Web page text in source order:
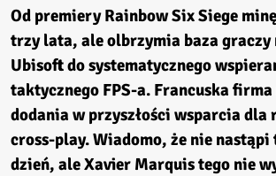
Od premiery Rainbow Six Siege
trzy lata, ale olbrzymia baza graczy
Ubisoft do systematycznego
taktycznego FPS-a. Francuska
dodania w przyszłości wsparcia
cross-play. Wiadomo, że nie nastąpi
dzień, ale Xavier Marquis tego nie